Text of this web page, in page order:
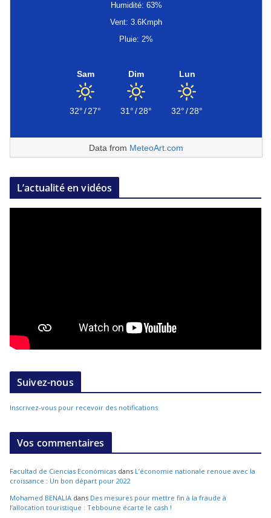
Humidité: 63%
Vent: 3.6Kmph
Pluie: 2%
Sam
32°/27°
Dim
31°/28°
Lun
32°/28°
Data from MeteoArt.com
L’actualité en vidéos
Suivez-nous
Inscrivez-vous pour recevoir des notifications
Vos commentaires
Facultad de Ciencias Económicas dans L’économie nationale renoue avec la
croissance : Un bon départ pour 2022
Mohamed BENALIA dans Des mesures pour mettre fin à la fraude à
l’allocation touristique : Tebboune écarte le cash !